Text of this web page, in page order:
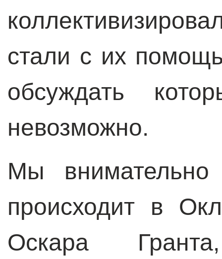
стали с их
обсуждать
невозможно.
Мы
происходит в
Оскара